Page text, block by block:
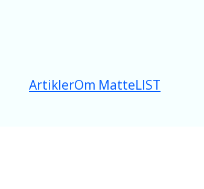
ArtiklerOm MatteLIST